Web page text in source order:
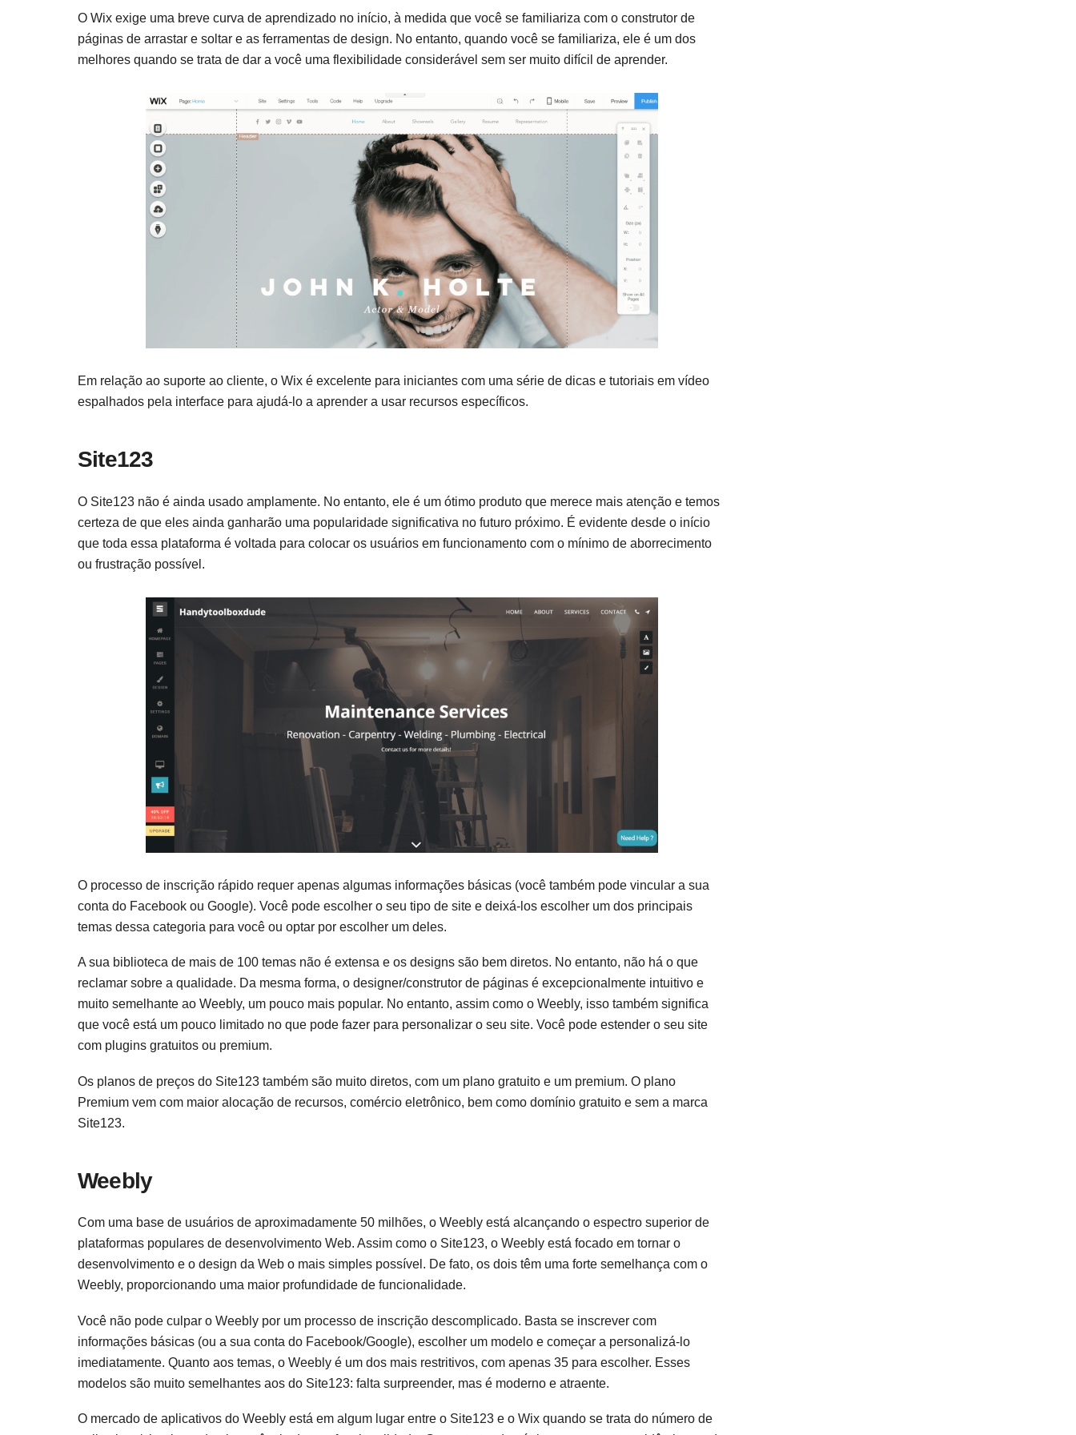
O Wix exige uma breve curva de aprendizado no início, à medida que você se familiariza com o construtor de
páginas de arrastar e soltar e as ferramentas de design. No entanto, quando você se familiariza, ele é um dos
melhores quando se trata de dar a você uma flexibilidade considerável sem ser muito difícil de aprender.
Em relação ao suporte ao cliente, o Wix é excelente para iniciantes com uma série de dicas e tutoriais em vídeo
espalhados pela interface para ajudá-lo a aprender a usar recursos específicos.
Site123
O Site123 não é ainda usado amplamente. No entanto, ele é um ótimo produto que merece mais atenção e temos
certeza de que eles ainda ganharão uma popularidade significativa no futuro próximo. É evidente desde o início
que toda essa plataforma é voltada para colocar os usuários em funcionamento com o mínimo de aborrecimento
ou frustração possível.
O processo de inscrição rápido requer apenas algumas informações básicas (você também pode vincular a sua
conta do Facebook ou Google). Você pode escolher o seu tipo de site e deixá-los escolher um dos principais
temas dessa categoria para você ou optar por escolher um deles.
A sua biblioteca de mais de 100 temas não é extensa e os designs são bem diretos. No entanto, não há o que
reclamar sobre a qualidade. Da mesma forma, o designer/construtor de páginas é excepcionalmente intuitivo e
muito semelhante ao Weebly, um pouco mais popular. No entanto, assim como o Weebly, isso também significa
que você está um pouco limitado no que pode fazer para personalizar o seu site. Você pode estender o seu site
com plugins gratuitos ou premium.
Os planos de preços do Site123 também são muito diretos, com um plano gratuito e um premium. O plano
Premium vem com maior alocação de recursos, comércio eletrônico, bem como domínio gratuito e sem a marca
Site123.
Weebly
Com uma base de usuários de aproximadamente 50 milhões, o Weebly está alcançando o espectro superior de
plataformas populares de desenvolvimento Web. Assim como o Site123, o Weebly está focado em tornar o
desenvolvimento e o design da Web o mais simples possível. De fato, os dois têm uma forte semelhança com o
Weebly, proporcionando uma maior profundidade de funcionalidade.
Você não pode culpar o Weebly por um processo de inscrição descomplicado. Basta se inscrever com
informações básicas (ou a sua conta do Facebook/Google), escolher um modelo e começar a personalizá-lo
imediatamente. Quanto aos temas, o Weebly é um dos mais restritivos, com apenas 35 para escolher. Esses
modelos são muito semelhantes aos do Site123: falta surpreender, mas é moderno e atraente.
O mercado de aplicativos do Weebly está em algum lugar entre o Site123 e o Wix quando se trata do número de